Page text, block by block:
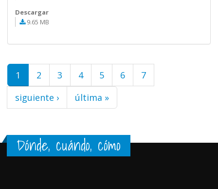
Descargar
9.65 MB
Páginas
1 2 3 4 5 6
7
siguiente ›
última »
Dónde, cuándo, cómo